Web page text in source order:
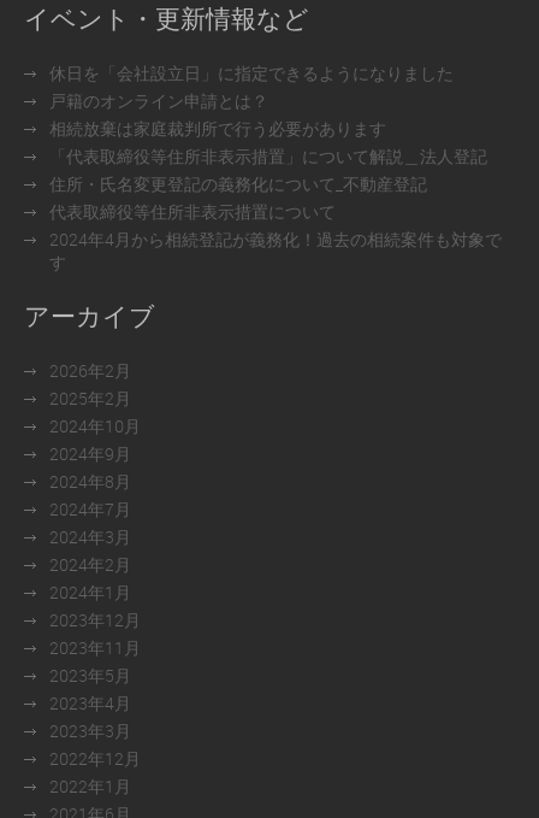
イベント・更新情報など
休日を「会社設立日」に指定できるようになりました
戸籍のオンライン申請とは？
相続放棄は家庭裁判所で行う必要があります
「代表取締役等住所非表示措置」について解説＿法人登記
住所・氏名変更登記の義務化について_不動産登記
代表取締役等住所非表示措置について
2024年4月から相続登記が義務化！過去の相続案件も対象で
す
アーカイブ
2026年2月
2025年2月
2024年10月
2024年9月
2024年8月
2024年7月
2024年3月
2024年2月
2024年1月
2023年12月
2023年11月
2023年5月
2023年4月
2023年3月
2022年12月
2022年1月